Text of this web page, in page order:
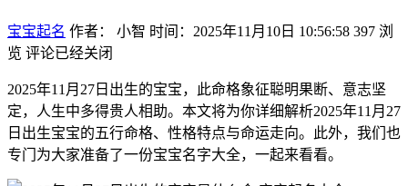
宝宝起名 作者： 小智 时间：2025年11月10日 10:56:58 397 浏
览 评论已经关闭
2025年11月27日出生的宝宝，此命格象征聪明果断、意志坚
定，人生中多得贵人相助。本文将为你详细解析2025年11月27
日出生宝宝的五行命格、性格特点与命运走向。此外，我们也
专门为大家准备了一份宝宝名字大全，一起来看看。